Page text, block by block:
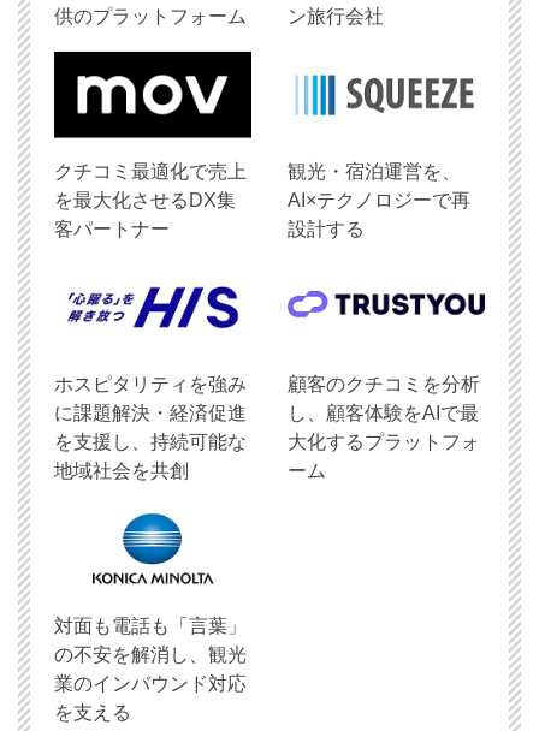
供のプラットフォーム
ン旅行会社
クチコミ最適化で売上
を最大化させるDX集
客パートナー
観光・宿泊運営を、
AI×テクノロジーで再
設計する
ホスピタリティを強み
に課題解決・経済促進
を支援し、持続可能な
地域社会を共創
顧客のクチコミを分析
し、顧客体験をAIで最
大化するプラットフォ
ーム
対面も電話も「言葉」
の不安を解消し、観光
業のインバウンド対応
を支える